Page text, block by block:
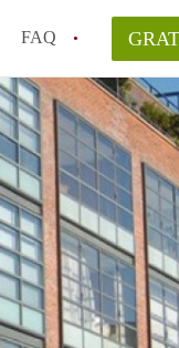
FAQ
op een Appartement in
AppartementHaarlem?